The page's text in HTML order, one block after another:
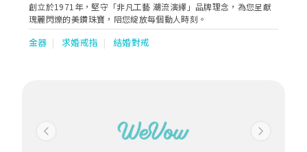
創立於1971年，堅守「非凡工藝 潮流演繹」品牌理念，為您呈獻
瑰麗閃爍的美鑽珠寶，陪您綻放每個動人時刻。
金器 求婚戒指 結婚對戒
Previous Next